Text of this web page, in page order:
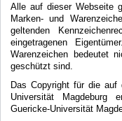
Alle auf dieser Webseite
Marken- und
geltenden
eingetragenen
Warenzeichen bedeutet
geschützt sind.
Das Copyright für die auf
Universität Magdeburg
Guericke-Universität